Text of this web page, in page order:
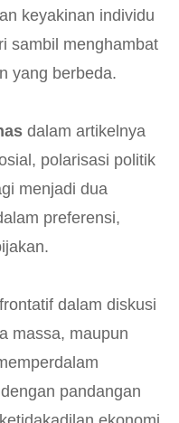
keyakinan individu
sambil menghambat
yang berbeda.
dalam artikelnya
polarisasi politik
menjadi dua
preferensi,
dalam diskusi
massa, maupun
pandangan